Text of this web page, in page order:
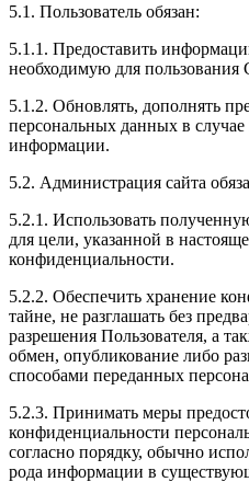
5.1. Пользователь обязан:
5.1.1. Предоставить
необходимую для пользования
5.1.2. Обновлять, дополнять
персональных данных в
информации.
5.2. Администрация сайта
5.2.1. Использовать
для цели, указанной в
конфиденциальности.
5.2.2. Обеспечить хранение
тайне, не разглашать без
разрешения Пользователя, а
обмен, опубликование либо
способами переданных
5.2.3. Принимать меры
конфиденциальности
согласно порядку, обычно
рода информации в